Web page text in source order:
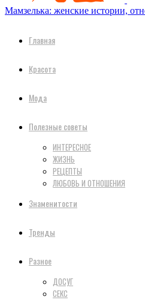
Мамзелька: женские истории,
Главная
Красота
Мода
Полезные советы
ИНТЕРЕСНОЕ
ЖИЗНЬ
РЕЦЕПТЫ
ЛЮБОВЬ И ОТНОШЕНИЯ
Знаменитости
Тренды
Разное
ДОСУГ
СЕКС